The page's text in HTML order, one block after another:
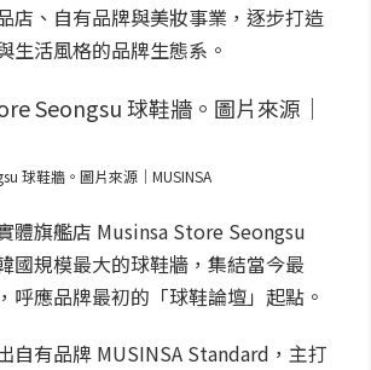
店、自有品牌與美妝事業，逐步打造
生活風格的品牌生態系。
球鞋牆。圖片來源｜MUSINSA
體旗艦店 Musinsa Store Seongsu
國規模最大的球鞋牆，集結當今最
呼應品牌最初的「球鞋論壇」起點。
自有品牌 MUSINSA Standard，主打